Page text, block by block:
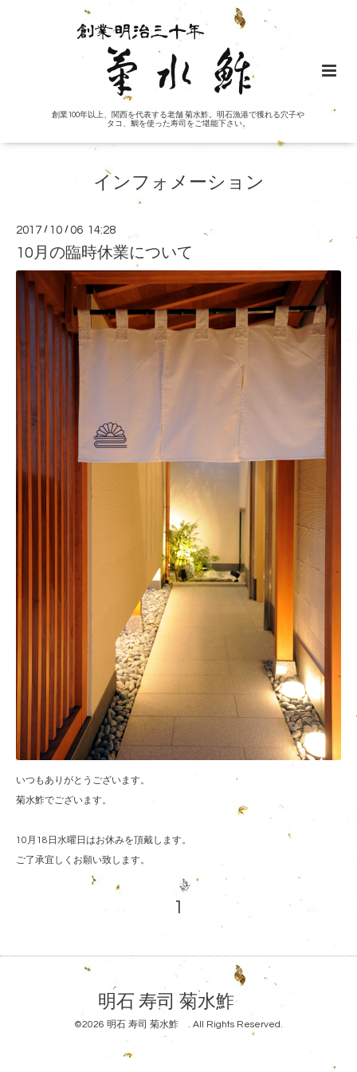
創業100年以上、関西を代表する老舗 菊水鮓。明石漁港で獲れる穴子や
タコ、鯛を使った寿司をご堪能下さい。
インフォメーション
2017 / 10 /06 14:28
10月の臨時休業について
いつもありがとうございます。
菊水鮓でございます。
10月18日水曜日はお休みを頂戴します。
ご了承宜しくお願い致します。
1
明石 寿司 菊水鮓
©2026 明石 寿司 菊水鮓 . All Rights Reserved.